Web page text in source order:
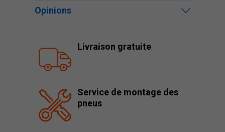
Opinions
Livraison gratuite
Service de montage des
pneus